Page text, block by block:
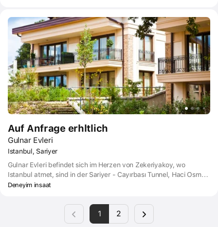
Auf Anfrage erhltlich
Gulnar Evleri
Istanbul, Sariyer
Gulnar Evleri befindet sich im Herzen von Zekeriyakoy, wo
Istanbul atmet, sind in der Sariyer - Cayırbası Tunnel, Haci Osman
entfernt. Mit seiner Nähe zur Bosporus-Brücke Route, ermöglicht
Deneyim insaat
1 2